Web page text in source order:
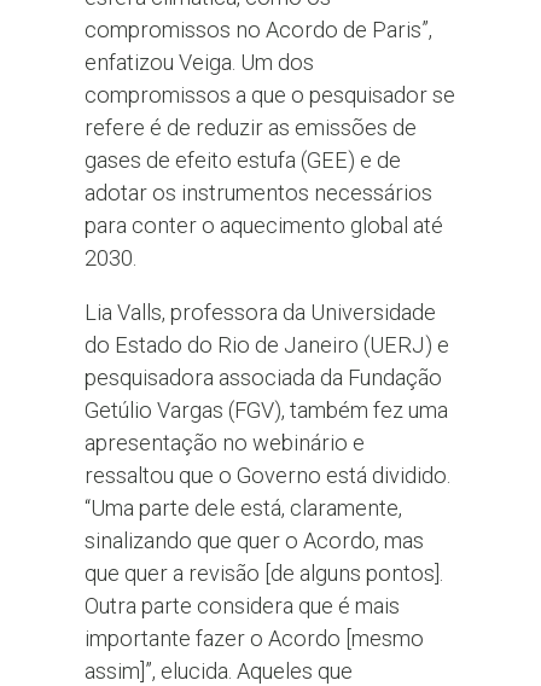
compromissos no Acordo de Paris”,
enfatizou Veiga. Um dos
compromissos a que o pesquisador se
refere é de reduzir as emissões de
gases de efeito estufa (GEE) e de
adotar os instrumentos necessários
para conter o aquecimento global até
2030.
Lia Valls, professora da Universidade
do Estado do Rio de Janeiro (UERJ) e
pesquisadora associada da Fundação
Getúlio Vargas (FGV), também fez uma
apresentação no webinário e
ressaltou que o Governo está dividido.
“Uma parte dele está, claramente,
sinalizando que quer o Acordo, mas
que quer a revisão [de alguns pontos].
Outra parte considera que é mais
importante fazer o Acordo [mesmo
assim]”, elucida. Aqueles que